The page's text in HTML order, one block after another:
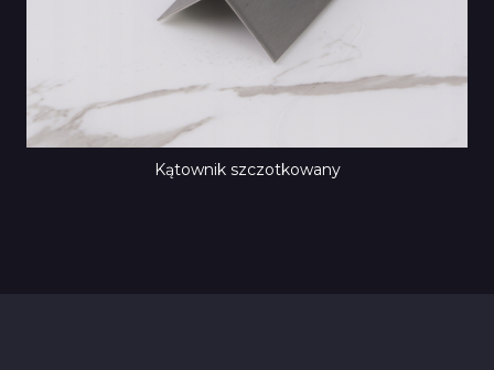
Kątownik szczotkowany